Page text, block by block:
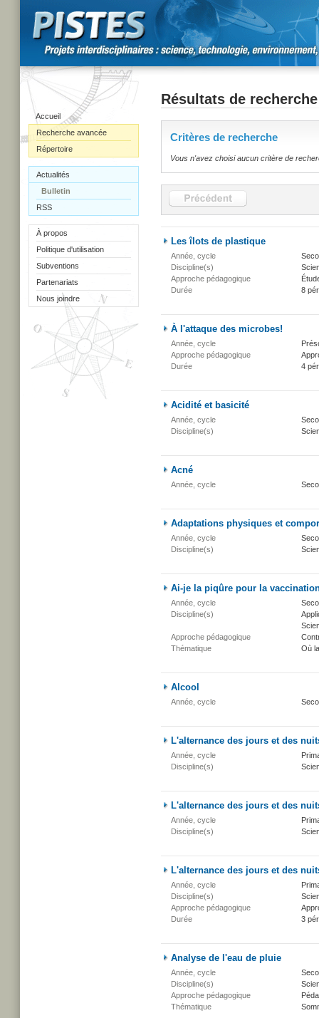
Accueil
Recherche avancée
Répertoire
Actualités
Bulletin
RSS
À propos
Politique d'utilisation
Subventions
Partenariats
Nous joindre
Résultats de recherche
Critères de recherche
Vous n'avez choisi aucun critère de
Les îlots de plastique
Année, cycle
Discipline(s)
Approche pédagogique
Durée
8
À l'attaque des microbes!
Année, cycle
Approche pédagogique
Durée
4
Acidité et basicité
Année, cycle
Discipline(s)
Acné
Année, cycle
Adaptations physiques et
Année, cycle
Discipline(s)
Ai-je la piqûre pour la
Année, cycle
Discipline(s)
Approche pédagogique
Thématique
Où
Alcool
Année, cycle
L'alternance des jours et des
Année, cycle
Discipline(s)
L'alternance des jours et des
Année, cycle
Discipline(s)
L'alternance des jours et des
Année, cycle
Discipline(s)
Approche pédagogique
Durée
3
Analyse de l'eau de pluie
Année, cycle
Discipline(s)
Approche pédagogique
Thématique